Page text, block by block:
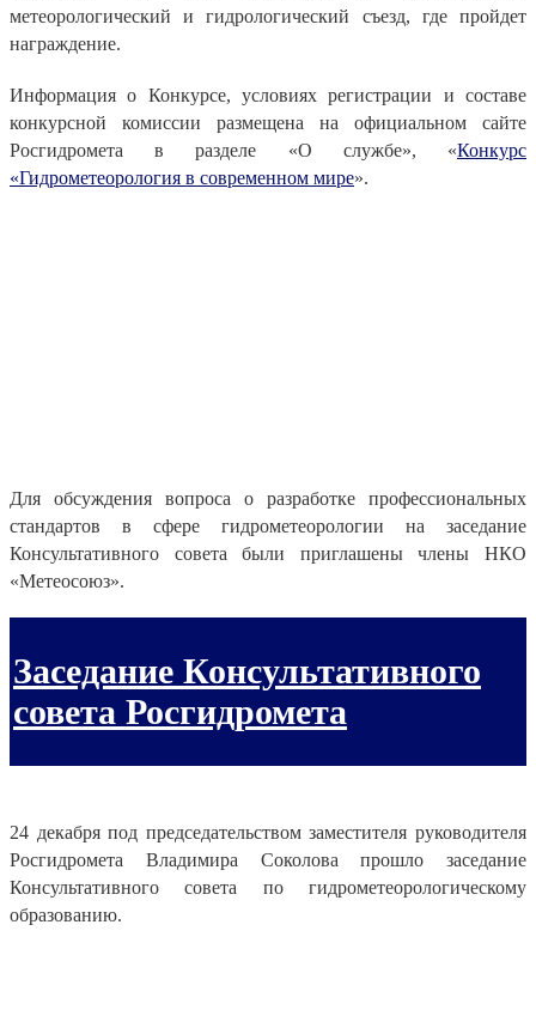
метеорологический и гидрологический съезд, где пройдет
награждение.
Информация о Конкурсе, условиях регистрации и составе
конкурсной комиссии размещена на официальном сайте
Росгидромета в разделе «О службе», «Конкурс
«Гидрометеорология в современном мире».
Для обсуждения вопроса о разработке профессиональных
стандартов в сфере гидрометеорологии на заседание
Консультативного совета были приглашены члены НКО
«Метеосоюз».
Заседание Консультативного
совета Росгидромета
24 декабря под председательством заместителя руководителя
Росгидромета Владимира Соколова прошло заседание
Консультативного совета по гидрометеорологическому
образованию.